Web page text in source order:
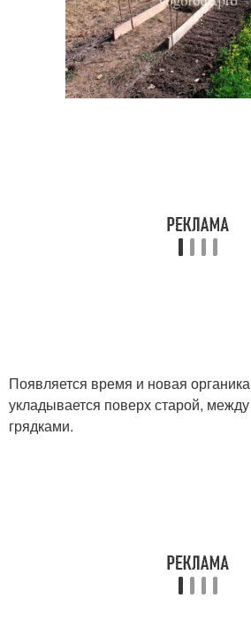
Появляется время и новая
укладывается поверх старой,
грядками.